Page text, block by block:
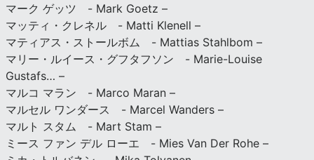
マーク ゲッツ - Mark Goetz –
マッティ・クレネル - Matti Klenell –
マティアス・ストールボム - Mattias Stahlbom –
マリー・ルイース・グフタフソン - Marie-Louise
Gustafs… –
マルコ マラン - Marco Maran –
マルセル ワンダース - Marcel Wanders –
マルト スタム - Mart Stam –
ミース ファン デル ローエ - Mies Van Der Rohe –